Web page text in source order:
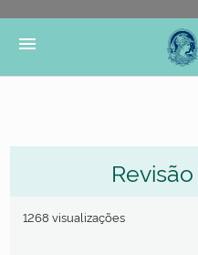
Portal do Governo Brasileiro
Governo
menu
1268 visualizações